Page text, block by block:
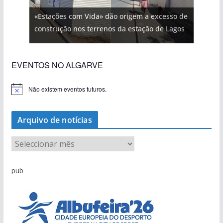
«Estações com Vida» dão origem a excesso de
construção nos terrenos da estação de Lagos
EVENTOS NO ALGARVE
Não existem eventos futuros.
Arquivo de notícias
q
pub